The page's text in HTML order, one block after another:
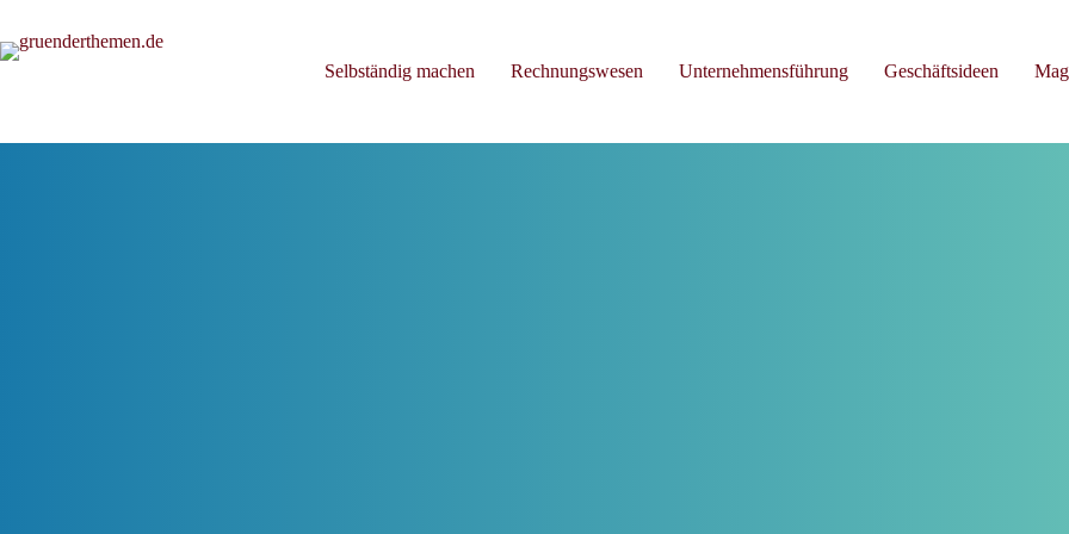
springen
Selbständig machen
Rechnungswesen Unternehmensführung Geschäftsideen